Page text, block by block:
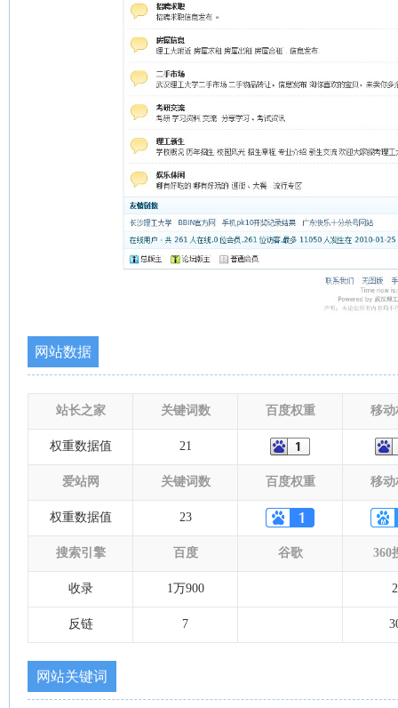
网站数据
站长之家 关键词数 百度权重 移动
权重数据值 21
爱站网 关键词数 百度权重 移动
权重数据值 23
搜索引擎 百度 谷歌 360
收录 1万900 2
反链 7
网站关键词